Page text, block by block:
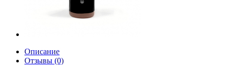
Описание
Отзывы (0)